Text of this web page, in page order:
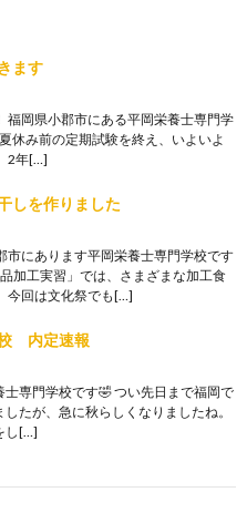
ます
福岡県小郡市にある平岡栄養士専門学
休み前の定期試験を終え、いよいよ
2年[…]
しを作りました
市にあります平岡栄養士専門学校です
加工実習」では、さまざまな加工食
今回は文化祭でも[…]
内定速報
士専門学校です🤣 つい先日まで福岡で
たが、急に秋らしくなりましたね。
し[…]